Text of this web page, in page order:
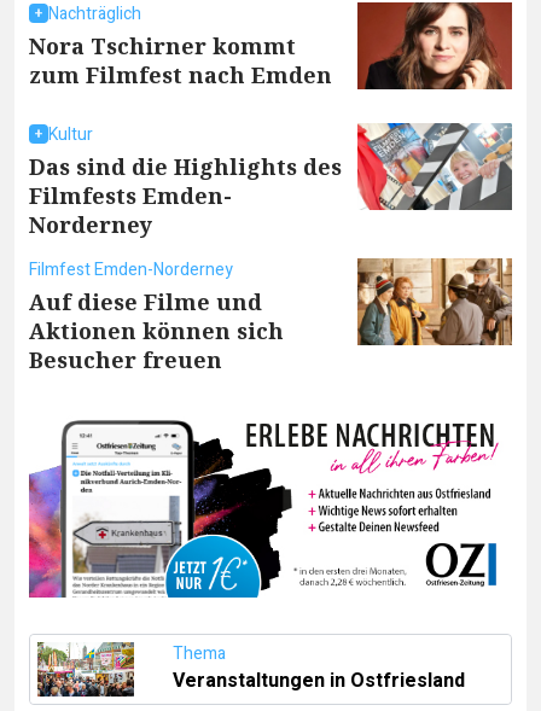
Nachträglich
Nora Tschirner kommt
zum Filmfest nach Emden
Kultur
Das sind die Highlights des
Filmfests Emden-
Norderney
Filmfest Emden-Norderney
Auf diese Filme und
Aktionen können sich
Besucher freuen
Thema
Veranstaltungen in Ostfriesland